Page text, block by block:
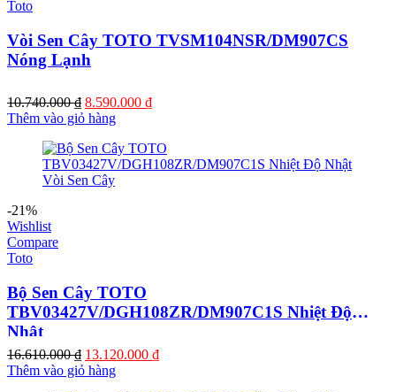
Toto
Vòi Sen Cây TOTO TVSM104NSR/DM907CS
Nóng Lạnh
10.740.000₫ Giá
gốc
10.740.000 ₫.
8.590.000 ₫Giá
là:
8.590.000 ₫.
Thêm vào giỏ hàng
-21%
Wishlist
Compare
Toto
Bộ Sen Cây TOTO
TBV03427V/DGH108ZR/DM907C1S Nhiệt Độ
Nhật
16.610.000₫ Giá
gốc
13.120.000 ₫Giá
Thêm vào giỏ hàng